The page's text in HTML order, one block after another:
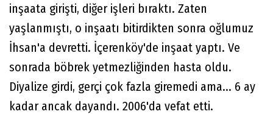
inşaata girişti, diğer işleri bıraktı. Zaten
yaşlanmıştı, o inşaatı bitirdikten sonra oğlumuz
İhsan'a devretti. İçerenköy'de inşaat yaptı. Ve
sonrada böbrek yetmezliğinden hasta oldu.
Diyalize girdi, gerçi çok fazla giremedi ama... 6 ay
kadar ancak dayandı. 2006'da vefat etti.